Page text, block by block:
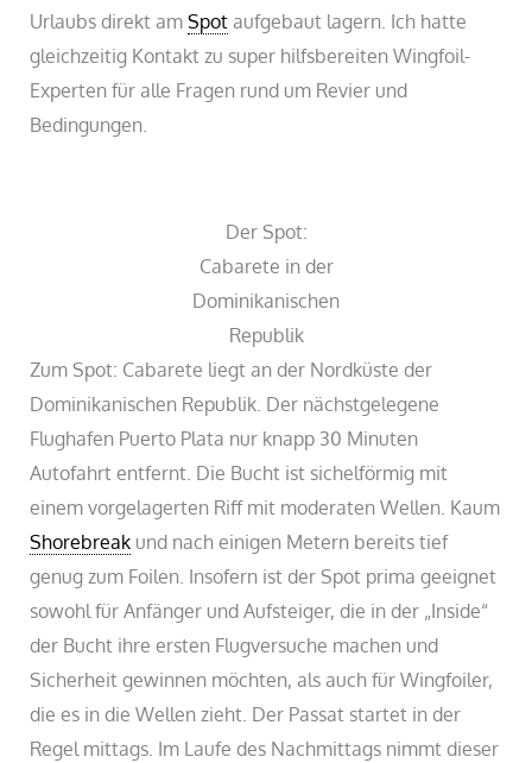
Urlaubs direkt amSpotaufgebaut lagern. Ich hatte
gleichzeitig Kontakt zu super hilfsbereiten Wingfoil-
Experten für alle Fragen rund um Revier und
Bedingungen.
Der Spot:
Cabarete in der
Dominikanischen
Republik
Zum Spot: Cabarete liegt an der Nordküste der
Dominikanischen Republik. Der nächstgelegene
Flughafen Puerto Plata nur knapp 30 Minuten
Autofahrt entfernt. Die Bucht ist sichelförmig mit
einem vorgelagerten Riff mit moderaten Wellen. Kaum
Shorebreak und nach einigen Metern bereits tief
genug zum Foilen. Insofern ist der Spot prima geeignet
sowohl für Anfänger und Aufsteiger, die in der „Inside“
der Bucht ihre ersten Flugversuche machen und
Sicherheit gewinnen möchten, als auch für Wingfoiler,
die es in die Wellen zieht. Der Passat startet in der
Regel mittags. Im Laufe des Nachmittags nimmt dieser